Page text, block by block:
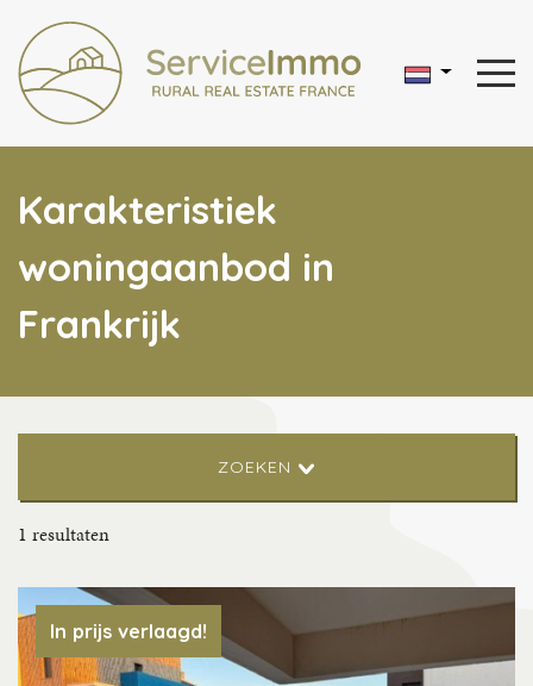
Karakteristiek
woningaanbod in
Frankrijk
ZOEKEN
1 resultaten
In prijs verlaagd!